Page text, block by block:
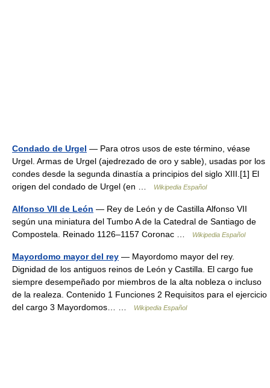
Condado de Urgel — Para otros usos de este término, véase
Urgel. Armas de Urgel (ajedrezado de oro y sable), usadas por los
condes desde la segunda dinastía a principios del siglo XIII.[1] El
origen del condado de Urgel (en …
Wikipedia Español
Alfonso VII de León — Rey de León y de Castilla Alfonso VII
según una miniatura del Tumbo A de la Catedral de Santiago de
Compostela. Reinado 1126–1157 Coronac …
Wikipedia Español
Mayordomo mayor del rey — Mayordomo mayor del rey.
Dignidad de los antiguos reinos de León y Castilla. El cargo fue
siempre desempeñado por miembros de la alta nobleza o incluso
de la realeza. Contenido 1 Funciones 2 Requisitos para el ejercicio
del cargo 3 Mayordomos… …
Wikipedia Español